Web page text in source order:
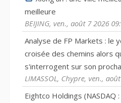
meilleure
BEIJING, ven., août 7 2026
Analyse de FP Markets : le
croisée des chemins alors
s'interrogent sur son
LIMASSOL, Chypre, ven.,
Eightco Holdings (NASDAQ